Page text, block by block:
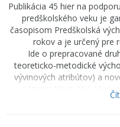
Publikácia 45 hier na
predškolského veku je
časopisom Predškolská
rokov a je určený pre
Ide o prepracované
teoreticko-metodické
vývinových atribútov) a
názvom Veve, Vivi, Vuvu
(tradičných aj